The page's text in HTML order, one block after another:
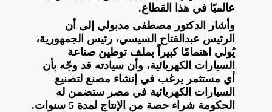
عالميًا في هذا القطاع.
وأشار الدكتور مصطفى مدبولي إلى أن
الرئيس عبدالفتاح السيسي، رئيس الجمهورية،
يُولي اهتمامًا كبيراً بملف توطين صناعة
السيارات الكهربائية، وأن سيادته قد وجّه بأن
أي مستثمر يرغب في إنشاء مصنع لتصنيع
السيارات الكهربائية في مصر ستضمن له
الحكومة شراء حصة من الإنتاج لمدة 5 سنوات.